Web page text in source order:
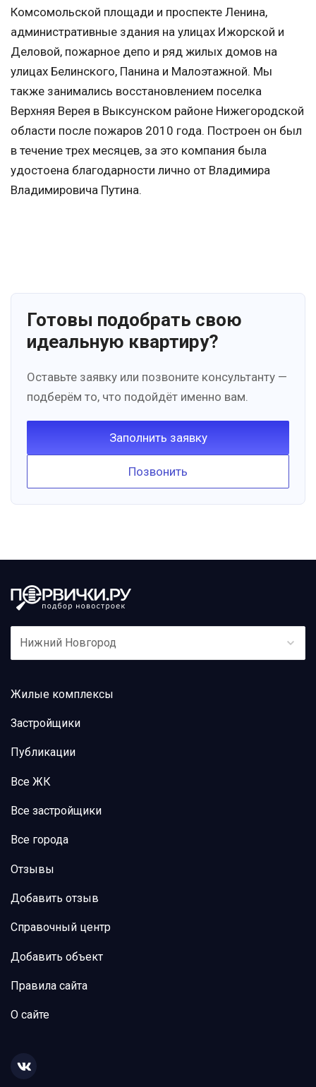
Комсомольской площади и проспекте Ленина,
административные здания на улицах Ижорской и
Деловой, пожарное депо и ряд жилых домов на
улицах Белинского, Панина и Малоэтажной. Мы
также занимались восстановлением поселка
Верхняя Верея в Выксунском районе Нижегородской
области после пожаров 2010 года. Построен он был
в течение трех месяцев, за это компания была
удостоена благодарности лично от Владимира
Владимировича Путина.
Готовы подобрать свою
идеальную квартиру?
Оставьте заявку или позвоните консультанту —
подберём то, что подойдёт именно вам.
Заполнить заявку
Позвонить
Нижний Новгород
Жилые комплексы
Застройщики
Публикации
Все ЖК
Все застройщики
Все города
Отзывы
Добавить отзыв
Справочный центр
Добавить объект
Правила сайта
О сайте